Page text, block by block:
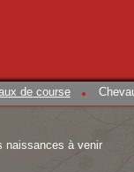
de course
naissances à venir